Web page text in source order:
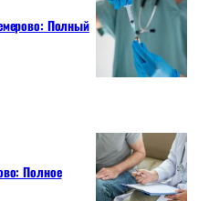
Полный
Полное